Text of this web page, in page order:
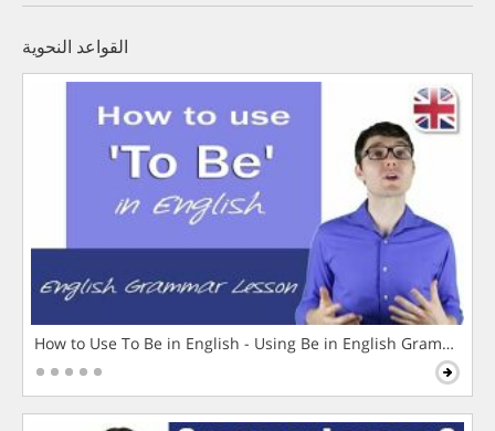
القواعد النحوية
How to Use To Be in English - Using Be in English Grammar